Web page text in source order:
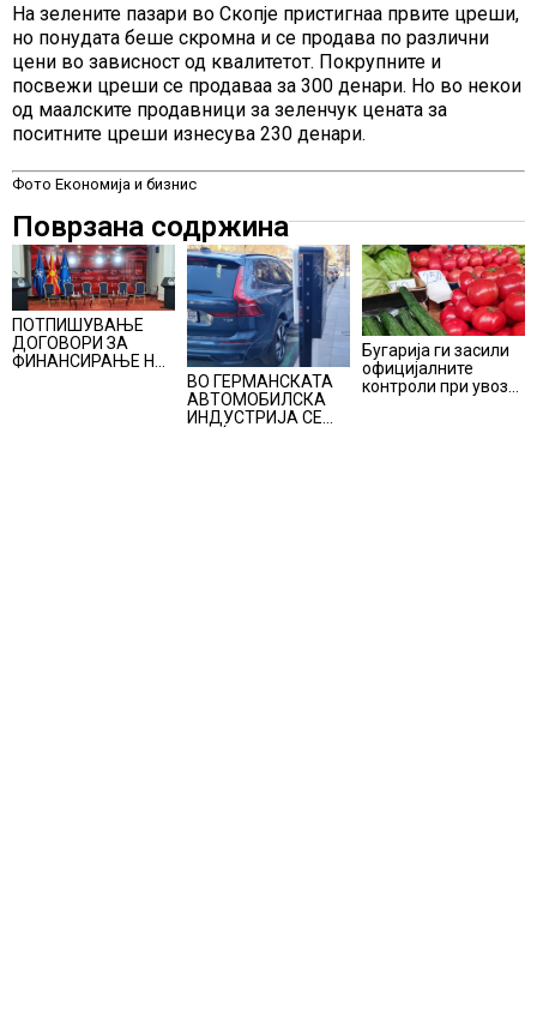
На зелените пазари во Скопје пристигнаа првите цреши,
но понудата беше скромна и се продава по различни
цени во зависност од квалитетот. Покрупните и
посвежи цреши се продаваа за 300 денари. Но во некои
од маалските продавници за зеленчук цената за
поситните цреши изнесува 230 денари.
Фото Економија и бизнис
Поврзана содржина
ПОТПИШУВАЊЕ
ДОГОВОРИ ЗА
ФИНАНСИРАЊЕ НА
ВО ГЕРМАНСКАТА
АВТОМОБИЛСКА
ИНДУСТРИЈА СЕ
Бугарија ги засили
официјалните
контроли при увоз